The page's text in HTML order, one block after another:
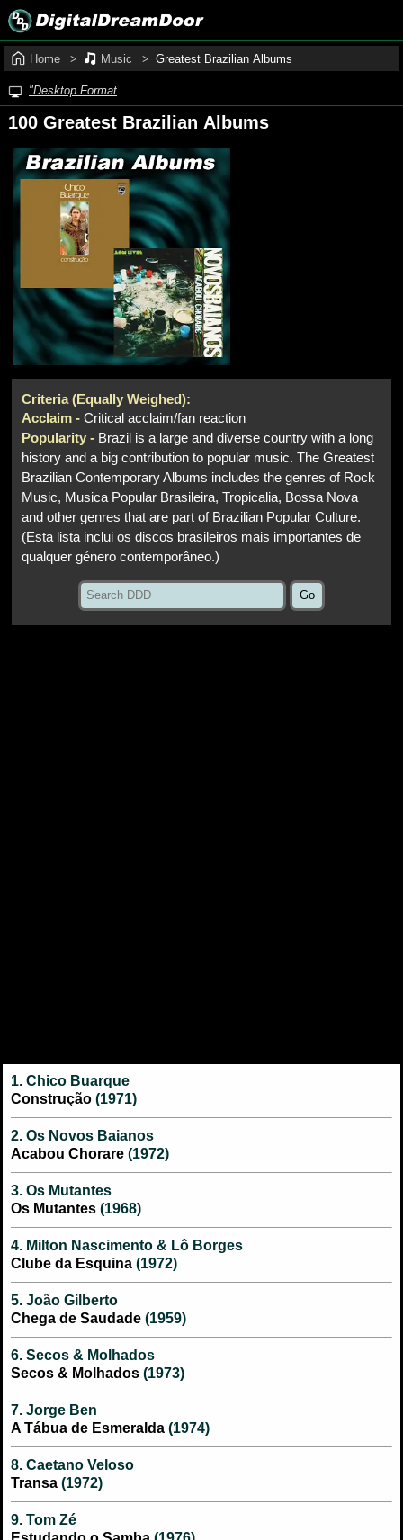
Home Music Greatest Brazilian Albums
"Desktop Format
100 Greatest Brazilian Albums
Criteria (Equally Weighed):
Acclaim - Critical acclaim/fan reaction
Popularity - Brazil is a large and diverse country with a long
history and a big contribution to popular music. The Greatest
Brazilian Contemporary Albums includes the genres of Rock
Music, Musica Popular Brasileira, Tropicalia, Bossa Nova
and other genres that are part of Brazilian Popular Culture.
(Esta lista inclui os discos brasileiros mais importantes de
qualquer género contemporâneo.)
1. Chico Buarque
Construção (1971)
2. Os Novos Baianos
Acabou Chorare (1972)
3. Os Mutantes
Os Mutantes (1968)
4. Milton Nascimento & Lô Borges
Clube da Esquina (1972)
5. João Gilberto
Chega de Saudade (1959)
6. Secos & Molhados
Secos & Molhados (1973)
7. Jorge Ben
A Tábua de Esmeralda (1974)
8. Caetano Veloso
Transa (1972)
9. Tom Zé